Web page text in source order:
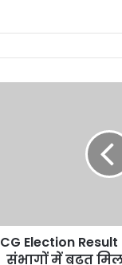
CG Election
संभागों में बढ़त